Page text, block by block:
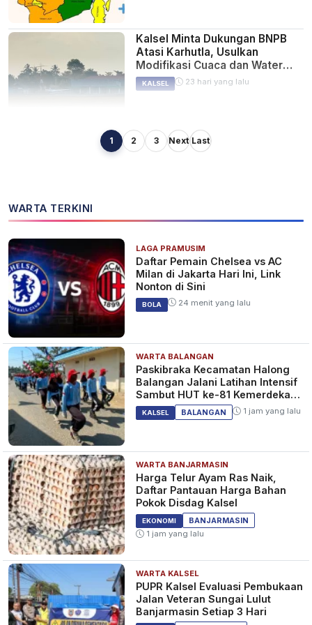
Kalsel Minta Dukungan BNPB
Atasi Karhutla, Usulkan
Modifikasi Cuaca dan Water
Bombing
KALSEL 23 hari yang lalu
7 Wilayah Kalsel Berpotensi
Kalsel Masih Kekurangan Atlet
Muda Menembak, Pembinaan
Junior Perlu Diperkuat
KALSEL 1 bulan yang lalu
Atlet Menembak Kalsel
Muhammad Ikhwan Raih Dua
Podium di Kejuaraan Tembak
Reaksi Nasional
KALSEL 1 bulan yang lalu
Pelaksanaan Sensus Ekonomi
2026 Resmi Dicanangkan,
Gubernur Kalsel : "Beri Data
yang Jujur"
KALSEL 1 bulan yang lalu
Warga Kalsel dan Kalteng
Terdampak Pemadaman Listrik
Bisa Dapat Diskon
1 2 3 Next Last
WARTA TERKINI
LAGA PRAMUSIM
Daftar Pemain Chelsea vs AC
Milan di Jakarta Hari Ini, Link
Nonton di Sini
BOLA 24 menit yang lalu
WARTA BALANGAN
Paskibraka Kecamatan Halong
Balangan Jalani Latihan Intensif
Sambut HUT ke-81 Kemerdekaan
RIKALSEL BALANGAN 1 jam yang lalu
WARTA BANJARMASIN
Harga Telur Ayam Ras Naik,
Daftar Pantauan Harga Bahan
Pokok Disdag Kalsel
EKONOMI
BANJARMASIN
1 jam yang lalu
WARTA KALSEL
PUPR Kalsel Evaluasi Pembukaan
Jalan Veteran Sungai Lulut
Banjarmasin Setiap 3 Hari